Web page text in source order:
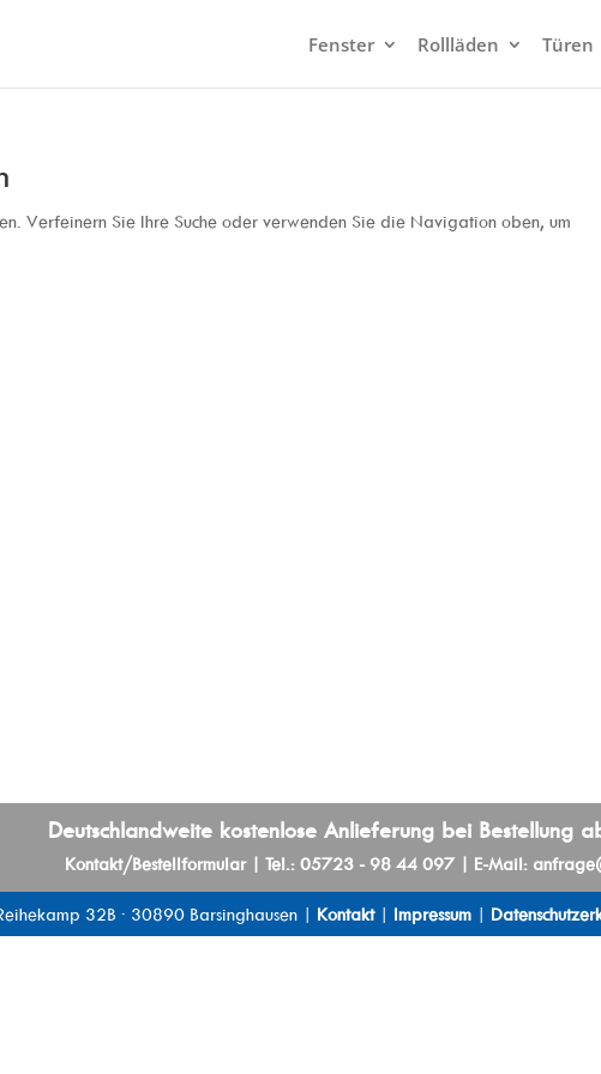
Fenster Rollläden Türen
Verfeinern Sie Ihre Suche oder verwenden Sie die Navigation oben, um
Deutschlandweite kostenlose Anlieferung bei Bestellung
Kontakt/Bestellformular| Tel.: 05723 - 98 44 097 | E-Mail:
32B · 30890 Barsinghausen | Kontakt| Impressum|